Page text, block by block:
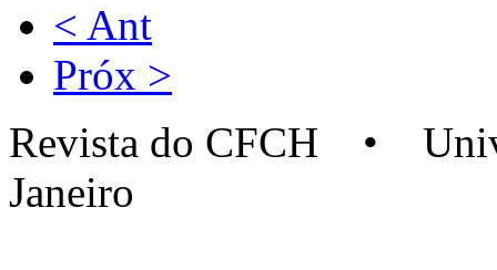
< Ant
Próx >
Revista do CFCH •
Janeiro